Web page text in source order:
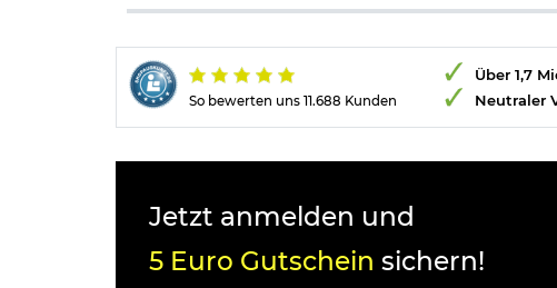
So bewerten uns 11.688 Kunden
Über 1,7
Neutraler
Jetzt anmelden und
5 Euro Gutschein sichern!